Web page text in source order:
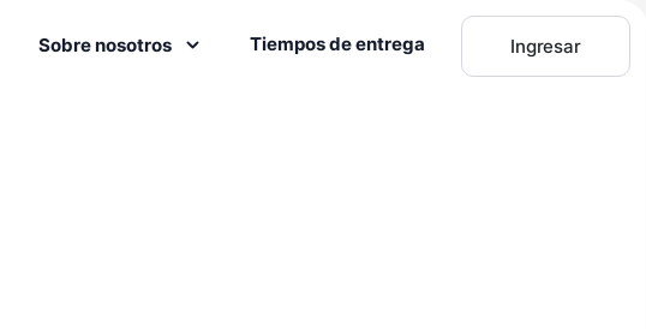
Sobre nosotros Tiempos de entrega Ingresar